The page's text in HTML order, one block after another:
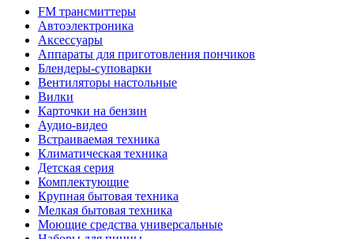
FM трансмиттеры
Автоэлектроника
Аксессуары
Аппараты для приготовления пончиков
Блендеры-суповарки
Вентиляторы настольные
Вилки
Карточки на бензин
Аудио-видео
Встраиваемая техника
Климатическая техника
Детская серия
Комплектующие
Крупная бытовая техника
Мелкая бытовая техника
Моющие средства универсальные